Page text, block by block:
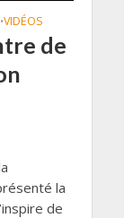
•VIDÉOS
de
la
de